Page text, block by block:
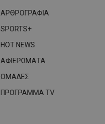
ΑΡΘΡΟΓΡΑΦΙΑ
SPORTS+
HOT NEWS
ΑΦΙΕΡΩΜΑΤΑ
ΟΜΑΔΕΣ
ΠΡΟΓΡΑΜΜΑ TV